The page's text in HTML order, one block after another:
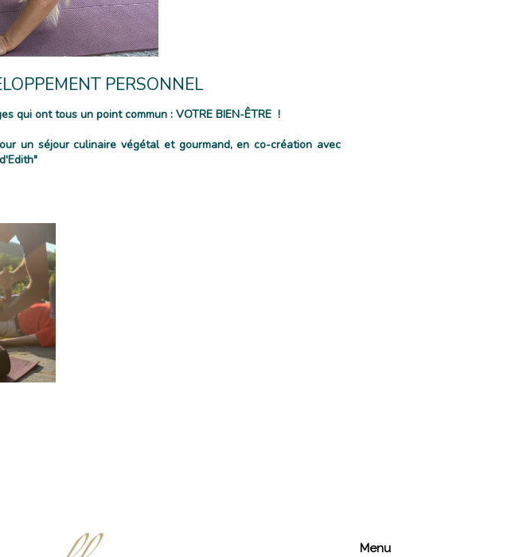
PERSONNEL
qui ont tous un point commun : VOTRE BIEN-ÊTRE !
un séjour culinaire végétal et gourmand, en co-création avec
Menu